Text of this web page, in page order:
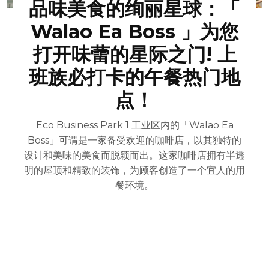
品味美食的绚丽星球：「
Walao Ea Boss 」为您
打开味蕾的星际之门! 上
班族必打卡的午餐热门地
点！
Eco Business Park 1 工业区内的「Walao Ea
Boss」可谓是一家备受欢迎的咖啡店，以其独特的
设计和美味的美食而脱颖而出。这家咖啡店拥有半透
明的屋顶和精致的装饰，为顾客创造了一个宜人的用
餐环境。